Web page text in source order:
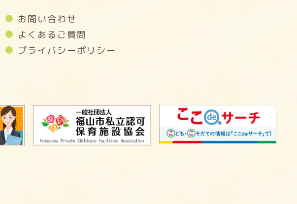
お問い合わせ
よくあるご質問
プライバシーポリシー